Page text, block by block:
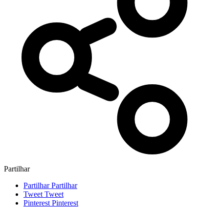
Partilhar
PartilharPartilhar
Tweet Tweet
Pinterest Pinterest